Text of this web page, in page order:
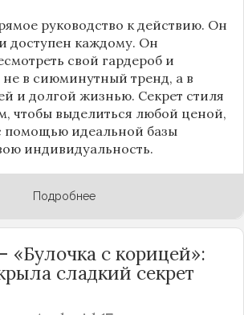
руководство к действию. Он
доступен каждому. Он
свой гардероб и
не в сиюминутный тренд, а в
и долгой жизнью. Секрет стиля
чтобы выделиться любой ценой,
помощью идеальной базы
индивидуальность.
Подробнее
«Булочка с корицей»:
сладкий секрет